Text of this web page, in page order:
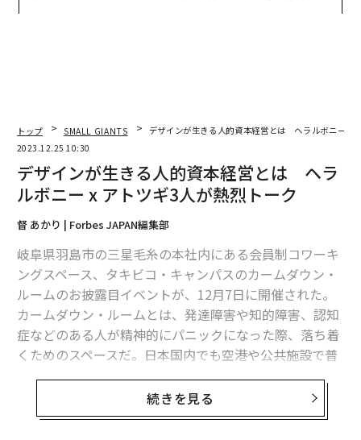
トップ SMALL GIANTS
デザインが生きる人的資本経営とは ヘラルボニー x
2023.12.25 10:30
デザインが生きる人的資本経営とは ヘラ
ルボニー x アトツギ3人が熱烈トーク
督 あかり | Forbes JAPAN編集部
岐阜県羽島市の三星毛糸の本社内にある会員制コワーキ
ングスペース、タキビコ・キャンパスのカームダウン・
ルームのお披露目イベントが、12月7日に開催された。
カームダウン・ルームとは、発達障害や知的障害、認知
症などのある人が精神的にパニックになった際、落ち着
くためのスペースだ。日本国内でも空港や公共施設で普
及が進んでいるが、中小企業で取り入れる事例は珍し
続きを見る